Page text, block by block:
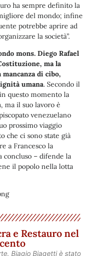
ha sempre definito la
del mondo; infine
potrebbe aprire ad
la società”.
mons. Diego Rafael
ma la
di cibo,
umana. Secondo il
questo momento la
ma il suo lavoro è
venezuelano
prossimo viaggio
che ci sono state già
a Francesco la
concluso – difende la
il popolo nella lotta
e Restauro nel
Biagio Biagetti è stato